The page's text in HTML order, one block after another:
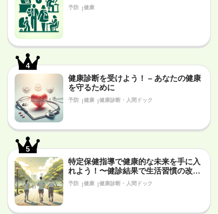
予防 健康
4
健康診断を受けよう！ – あなたの健康
を守るために
予防 健康 健康診断・人間ドック
5
特定保健指導で健康的な未来を手に入
れよう！〜健診結果で生活習慣の改善
が必要だと言われたあなたへ〜
予防 健康 健康診断・人間ドック